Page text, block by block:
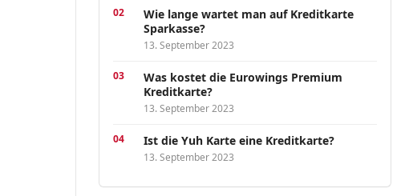
Wie lange wartet man auf Kreditkarte
Sparkasse?
13. September 2023
Was kostet die Eurowings Premium
Kreditkarte?
13. September 2023
Ist die Yuh Karte eine Kreditkarte?
13. September 2023